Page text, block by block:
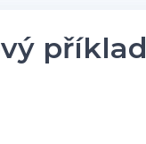
příklad